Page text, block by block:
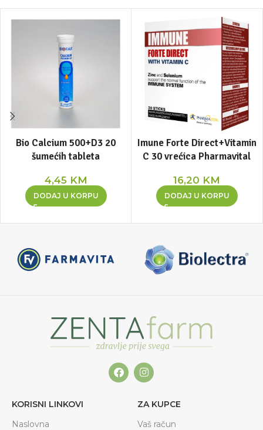
Bio Calcium 500+D3 20
šumećih tableta
4,45 KM
DODAJ U KORPU
Imune Forte Direct+Vitamin
C 30 vrećica Pharmavital
16,20 KM
DODAJ U KORPU
KORISNI LINKOVI
Naslovna
ZA KUPCE
Vaš račun